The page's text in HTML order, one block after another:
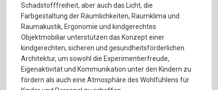
Schadstofffreiheit, aber auch das Licht, die
Farbgestaltung der Räumlichkeiten, Raumklima und
Raumakustik, Ergonomie und kindgerechtes
Objektmobiliar unterstützen das Konzept einer
kindgerechten, sicheren und gesundheitsförderlichen
Architektur, um sowohl die Experimentierfreude,
Eigenaktivität und Kommunikation unter den Kindern zu
fördern als auch eine Atmosphäre des Wohlfühlens für